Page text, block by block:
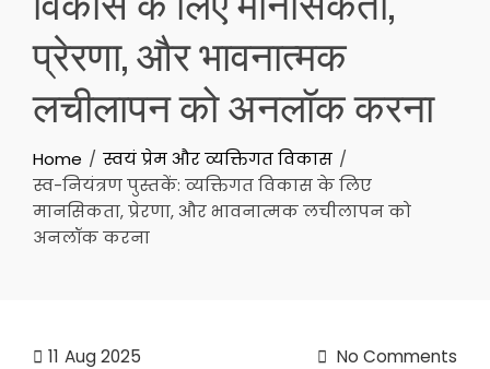
प्रेरणा, और भावनात्मक
लचीलापन को अनलॉक करना
Home
स्वयं प्रेम और व्यक्तिगत विकास
स्व-नियंत्रण पुस्तकें: व्यक्तिगत विकास के लिए
मानसिकता, प्रेरणा, और भावनात्मक लचीलापन को
अनलॉक करना
11 Aug 2025 No Comments